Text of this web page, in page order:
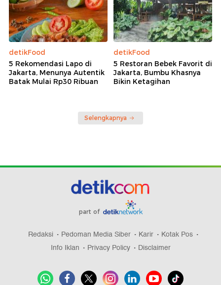
detikFood
5 Rekomendasi Lapo di
Jakarta, Menunya Autentik
Batak Mulai Rp30 Ribuan
detikFood
5 Restoran Bebek Favorit di
Jakarta, Bumbu Khasnya
Bikin Ketagihan
Selengkapnya
part of
Redaksi Pedoman Media Siber Karir
Kotak Pos
Info Iklan
Privacy Policy Disclaimer